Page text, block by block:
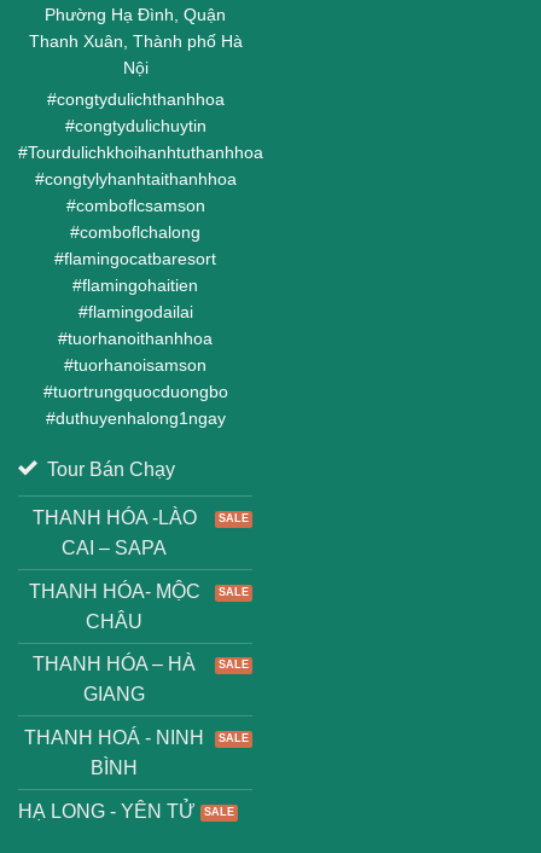
Phường Hạ Đình, Quận
Thanh Xuân, Thành phố Hà
Nội
#congtydulichthanhhoa
#congtydulichuytin
#Tourdulichkhoihanhtuthanhhoa
#congtylyhanhtaithanhhoa
#comboflcsamson
#comboflchalong
#flamingocatbaresort
#flamingohaitien
#flamingodailai
#tuorhanoithanhhoa
#tuorhanoisamson
#tuortrungquocduongbo
#duthuyenhalong1ngay
Tour Bán Chạy
THANH HÓA -LÀO
CAI – SAPA
THANH HÓA- MỘC
CHÂU
THANH HÓA – HÀ
GIANG
THANH HOÁ - NINH
BÌNH
HẠ LONG - YÊN TỬ